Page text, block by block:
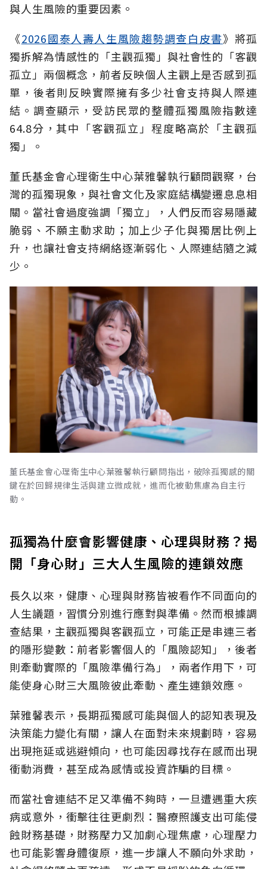
與人生風險的重要因素。
《2026國泰人壽人生風險趨勢調查白皮書》將孤
獨拆解為情感性的「主觀孤獨」與社會性的「客觀
孤立」兩個概念，前者反映個人主觀上是否感到孤
單，後者則反映實際擁有多少社會支持與人際連
結。調查顯示，受訪民眾的整體孤獨風險指數達
64.8分，其中「客觀孤立」程度略高於「主觀孤
獨」。
董氏基金會心理衛生中心葉雅馨執行顧問觀察，台
灣的孤獨現象，與社會文化及家庭結構變遷息息相
關。當社會過度強調「獨立」，人們反而容易隱藏
脆弱、不願主動求助；加上少子化與獨居比例上
升，也讓社會支持網絡逐漸弱化、人際連結隨之減
少。
董氏基金會心理衛生中心葉雅馨執行顧問指出，破除孤獨感的關
鍵在於回歸規律生活與建立微成就，進而化被動焦慮為自主行
動。
孤獨為什麼會影響健康、心理與財務？揭
開「身心財」三大人生風險的連鎖效應
長久以來，健康、心理與財務皆被看作不同面向的
人生議題，習慣分別進行應對與準備。然而根據調
查結果，主觀孤獨與客觀孤立，可能正是串連三者
的隱形變數：前者影響個人的「風險認知 」，後者
則牽動實際的「風險準備行為」，兩者作用下，可
能使身心財三大風險彼此牽動、產生連鎖效應。
葉雅馨表示，長期孤獨感可能與個人的認知表現及
決策能力變化有關，讓人在面對未來規劃時，容易
出現拖延或逃避傾向，也可能因尋找存在感而出現
衝動消費，甚至成為感情或投資詐騙的目標。
而當社會連結不足又準備不夠時，一旦遭遇重大疾
病或意外，衝擊往往更劇烈：醫療照護支出可能侵
蝕財務基礎，財務壓力又加劇心理焦慮，心理壓力
也可能影響身體復原，進一步讓人不願向外求助，